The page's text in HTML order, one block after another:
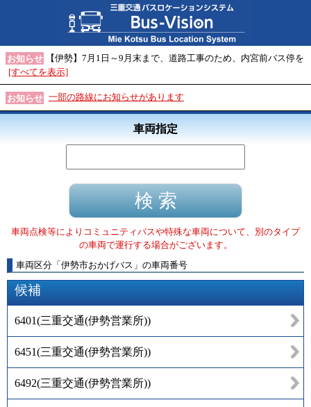
お知らせ
【伊勢】7月1日～9月末まで、道路工事のため、内宮前バス停を
[すべてを表示]
お知らせ 一部の路線にお知らせがあります
車両指定
車両点検等によりコミュニティバスや特殊な車両について、別のタイプ
の車両で運行する場合がございます。
車両区分 「 伊勢市おかげバス 」 の車両番号
候補
6401(三重交通(伊勢営業所))
6451(三重交通(伊勢営業所))
6492(三重交通(伊勢営業所))